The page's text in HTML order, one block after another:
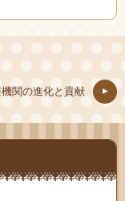
関の進化と貢献